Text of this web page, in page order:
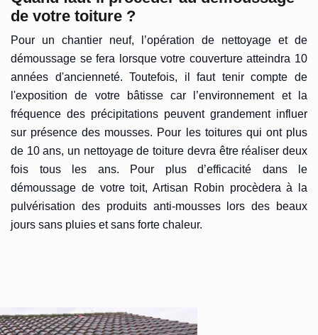
de votre toiture ?
Pour un chantier neuf, l’opération de nettoyage et de
démoussage se fera lorsque votre couverture atteindra 10
années d'ancienneté. Toutefois, il faut tenir compte de
l'exposition de votre bâtisse car l’environnement et la
fréquence des précipitations peuvent grandement influer
sur présence des mousses. Pour les toitures qui ont plus
de 10 ans, un nettoyage de toiture devra être réaliser deux
fois tous les ans. Pour plus d’efficacité dans le
démoussage de votre toit, Artisan Robin procèdera à la
pulvérisation des produits anti-mousses lors des beaux
jours sans pluies et sans forte chaleur.